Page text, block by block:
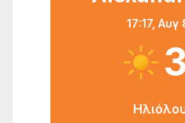
17:17, Αυγ